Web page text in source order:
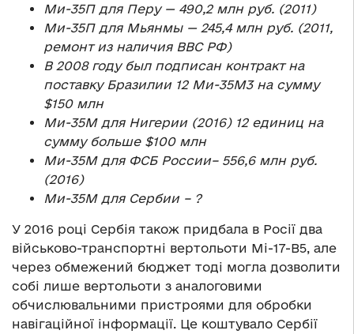
Ми-35П для Перу — 490,2 млн руб. (2011)
Ми-35П для Мьянмы — 245,4 млн руб. (2011,
ремонт из наличия ВВС РФ)
В 2008 году был подписан контракт на
поставку Бразилии 12 Ми-35М3 на сумму
$150 млн
Ми-35М для Нигерии (2016) 12 единиц на
сумму больше $100 млн
Ми-35М для ФСБ России– 556,6 млн руб.
(2016)
Ми-35Мдля Сербии – ?
У 2016 році Сербія також придбала в Росії два
військово-транспортні вертольоти Мі-17-В5, але
через обмежений бюджет тоді могла дозволити
собі лише вертольоти з аналоговими
обчислювальними пристроями для обробки
навігаційної інформації. Це коштувало Сербії